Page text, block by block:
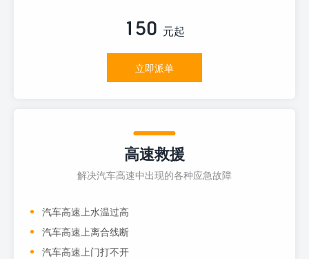
150 元起
立即派单
高速救援
解决汽车高速中出现的各种应急故障
汽车高速上水温过高
汽车高速上离合线断
汽车高速上门打不开